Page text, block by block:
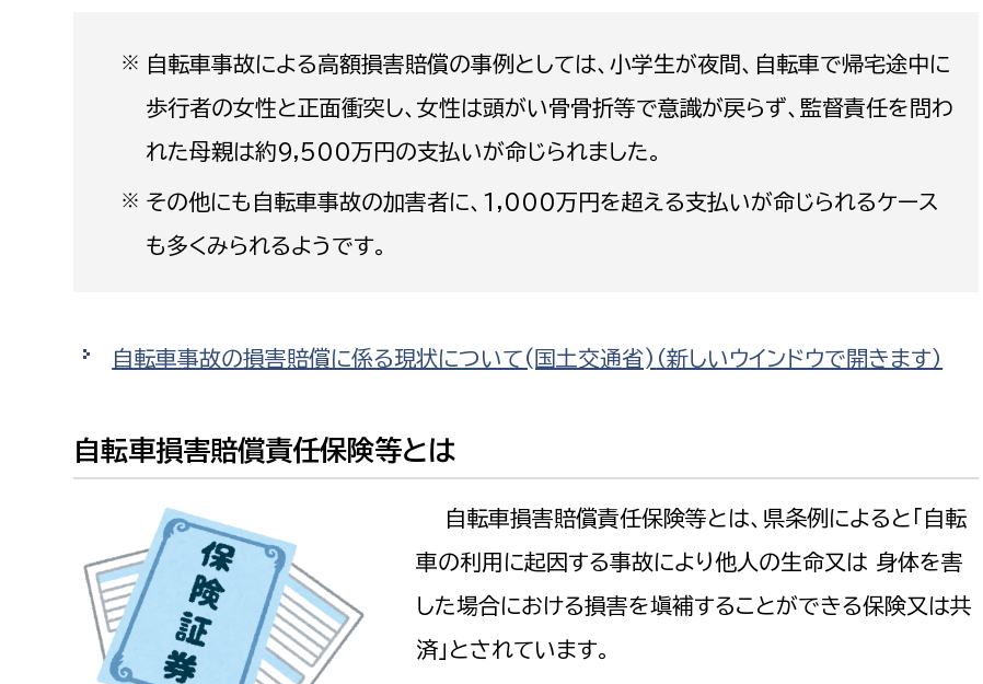
建設政策課
国県事業推進課
みどり公園課
会計管理者
出納室
市立総合医療センター
患者サポートセンター
病院管理局：医事課
経営総務課
給排水業務課
水道整備課
下水道整備課
浄水管理課
教育総務課
保健給食課
教育指導課
選挙管理委員会事務局
※
自転車事故による高額損害賠償の事例としては、小学生が夜間、自転車で帰宅途中に
歩行者の女性と正面衝突し、女性は頭がい骨骨折等で意識が戻らず、監督責任を問わ
れた母親は約9,500万円の支払いが命じられました。
※ その他にも自転車事故の加害者に、1,000万円を超える支払いが命じられるケース
も多くみられるようです。
自転車事故の損害賠償に係る現状について(国土交通省) （新しいウインドウで開きます）
自転車損害賠償責任保険等とは
自転車損害賠償責任保険等とは、県条例によると「自転
車の利用に起因する事故により他人の生命又は 身体を害
した場合における損害を塡補することができる保険又は共
済」とされています。